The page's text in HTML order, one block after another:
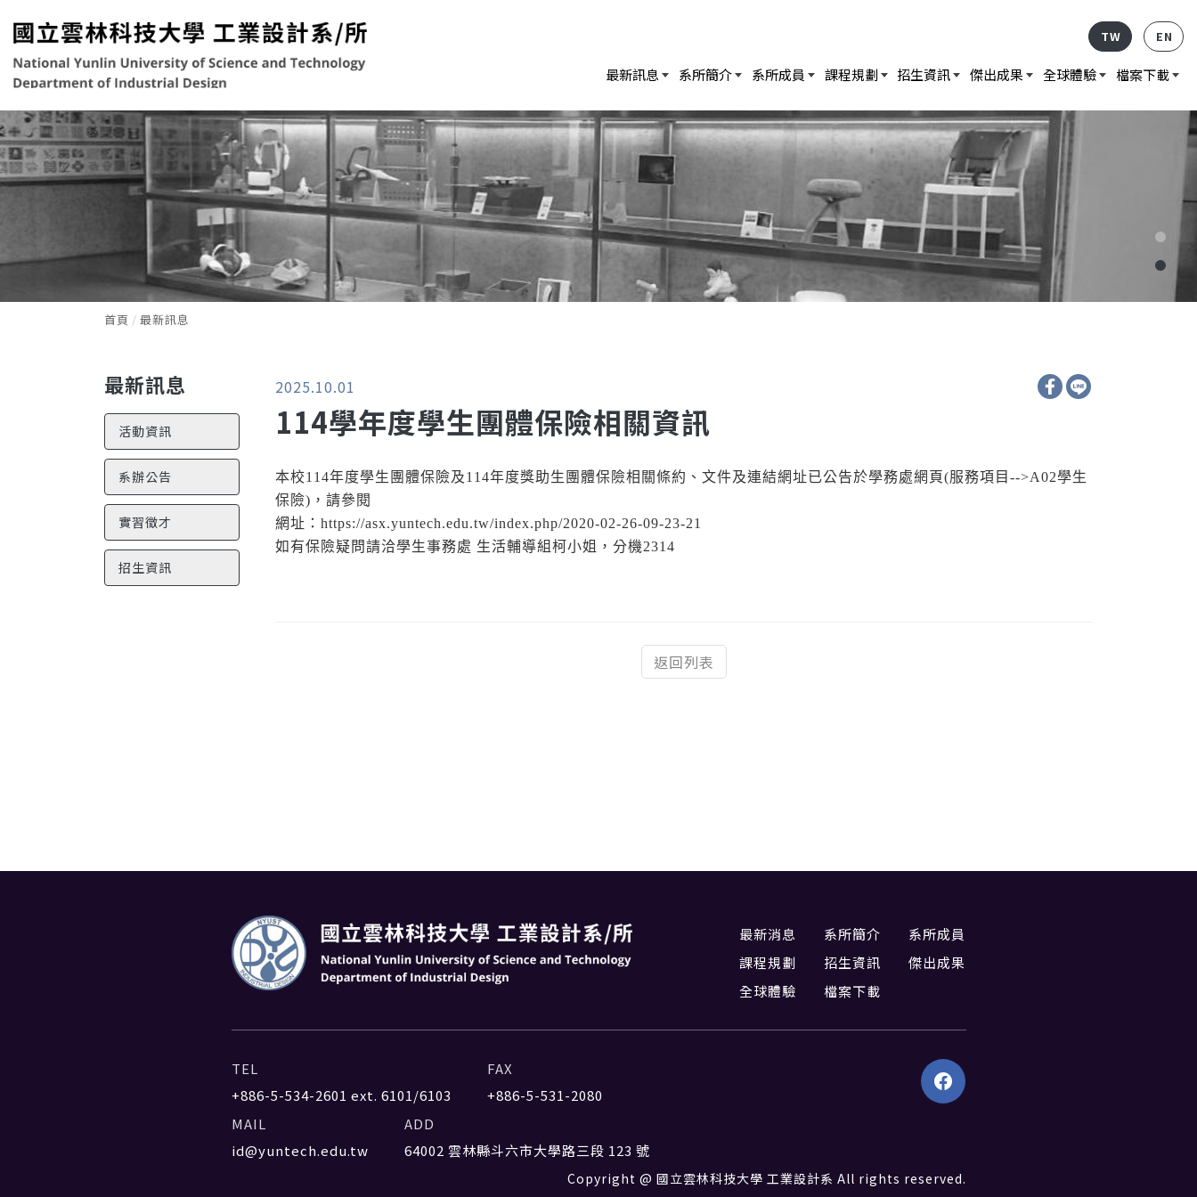
最新訊息 系所簡介 系所成員 課程規劃 招生資訊 傑出成果 全球體驗 檔案下載
TW EN
首頁 最新訊息
最新訊息
活動資訊
系辦公告
實習徵才
招生資訊
2025.10.01
114學年度學生團體保險相關資訊
本校114年度學生團體保險及114年度獎助生團體保險相關條約、文件及連結網址已公告於學務處網頁(服務項目-->A02學生
保險)，請參閱
網址：https://asx.yuntech.edu.tw/index.php/2020-02-26-09-23-21
如有保險疑問請洽學生事務處 生活輔導組柯小姐，分機2314
返回列表
最新消息 系所簡介
系所成員
課程規劃
招生資訊
傑出成果
全球體驗
檔案下載
TEL
+886-5-534-2601 ext. 6101/6103
FAX
+886-5-531-2080
MAIL
id@yuntech.edu.tw
ADD
64002 雲林縣斗六市大學路三段 123 號
Copyright @ 國立雲林科技大學 工業設計系 All rights reserved.